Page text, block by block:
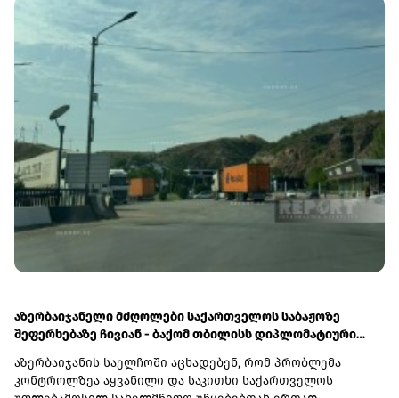
დაზიანდა და ავტომანქანა გადაბრუნდა.ინციდენტის
შედეგად არავინ დაშავებულა. ობიექტზე სამუშაო პროცესი
შეუფერხებლად, ჩვეულ რეჟიმში გრძელდება.ჯორჯიან
უოთერ ენდ ფაუერი ხაზგასმით აღნიშნავს, რომ
გამოვლინდა შრომის უსაფრთხოების ნორმებისა და
სახელშეკრულებო პირობების უხეში დარღვევა -
თვითმცლელში იმყოფებოდა მცირეწლოვანი
ბავშვი.ჯივიპის შესაბამისი სამსახურები ადგილზე
იკვლევენ ფაქტს დეტალურად დაზუსტების მიზნით.
მოკვლევის დასრულებისთანავე, კომპანია კონტრაქტორი
ორგანიზაციის მიმართ გაატარებს ხელშეკრულებითა და
მოქმედი კანონმდებლობით გათვალისწინებულ
სამართლებრივ ზომებს", - ვკითხულობთ ჯორჯიან უოთერ
ენდ ფაუერის განცხადებაში.
აზერბაიჯანელი მძღოლები საქართველოს საბაჟოზე
შეფერხებაზე ჩივიან - ბაქომ თბილისს დიპლომატიური
აზერბაიჯანის საელჩოში აცხადებენ, რომ პრობლემა
კონტროლზეა აყვანილი და საკითხი საქართველოს